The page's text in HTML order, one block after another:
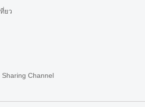
ยว
Channel